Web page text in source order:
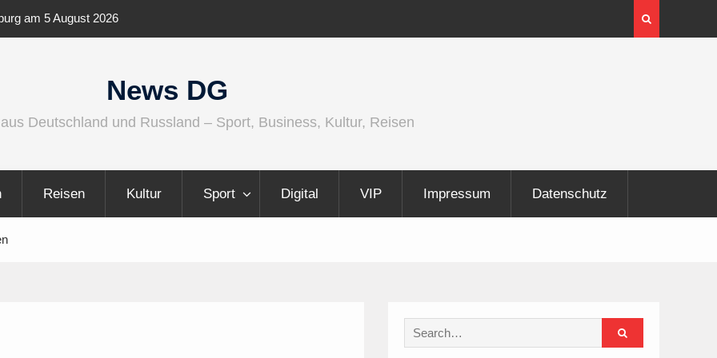
und
InnoTrans 2026 zeigt Technologien für die
Elektrifizierung der Schiene
News DG
Deutschland und Russland – Sport, Business, Kultur, Reisen
Reisen Kultur Sport Digital VIP Impressum Datenschutz
Search
for: